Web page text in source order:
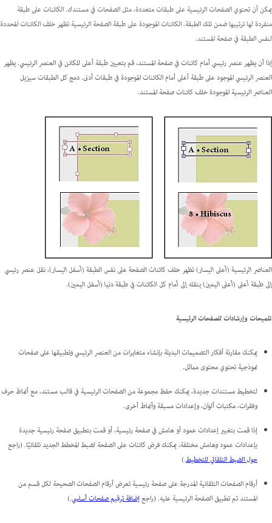
يمكن أن تحتوي الصفحات الرئيسية على طبقات متعددة، مثل الصفحات في مستندك. الكائنات على طبقة
منفردة لها ترتيبها ضمن تلك الطبقة. الكائنات الموجودة على طبقة الصفحة الرئيسية تظهر خلف الكائنات المحددة
لنفس الطبقة في صفحة المستند.
إذا أن يظهر عنصر رئيسي أمام كائنات في صفحة المستند، قم بتعيين طبقة أعلى للكائن في العنصر الرئيسي. يظهر
العنصر الرئيسي الموجود على طبقة أعلى أمام الكائنات الموجودة في طبقات أدنى. دمج كل الطبقات سيزيل
العناصر الرئيسية الموجودة خلف كائنات صفحة المستند.
العناصر الرئيسية (أعلى اليسار) تظهر خلف كائنات الصفحة على نفس الطبقة (أسفل اليسار)، نقل عنصر رئيسي
إلى طبقة أعلى (أعلى اليمين) ينقله إلى أمام كل الكائنات في طبقة دنيا (أسفل اليمين).
تلميحات وإرشادات للصفحات الرئيسية
يمكنك مقارنة أفكار التصميمات البديلة بإنشاء متغايرات من العنصر الرئيسي وتطبيقها على صفحات
نموذجية تحتوي محتوى مماثل.
لتخطيط مستندات جديدة، يمكنك حفظ مجموعة من الصفحات الرئيسية في قالب مستند، مع أنماط حرف
وفقرات، مكتبات ألوان، وإعدادات مسبقة وأنماط أخرى.
إذا قمت بتغيير إعدادات عمود أو هامش في صفحة رئيسية، أو قمت بتطبيق صفحة رئيسية جديدة
بإعدادات عمود وهامش مختلفة، يمكنك فرض كائنات على الصفحة لضبط المخطط الجديد تلقائيًا. (راجع
حول الضبط التلقائي للتخطيط.)
أرقام الصفحات التلقائية المدرجة على صفحة رئيسية تعرض أرقام الصفحات الصحيحة لكل قسم من
المستند تم تطبيق الصفحة الرئيسية عليه. (راجعإضافة ترقيم صفحات أساسي.)